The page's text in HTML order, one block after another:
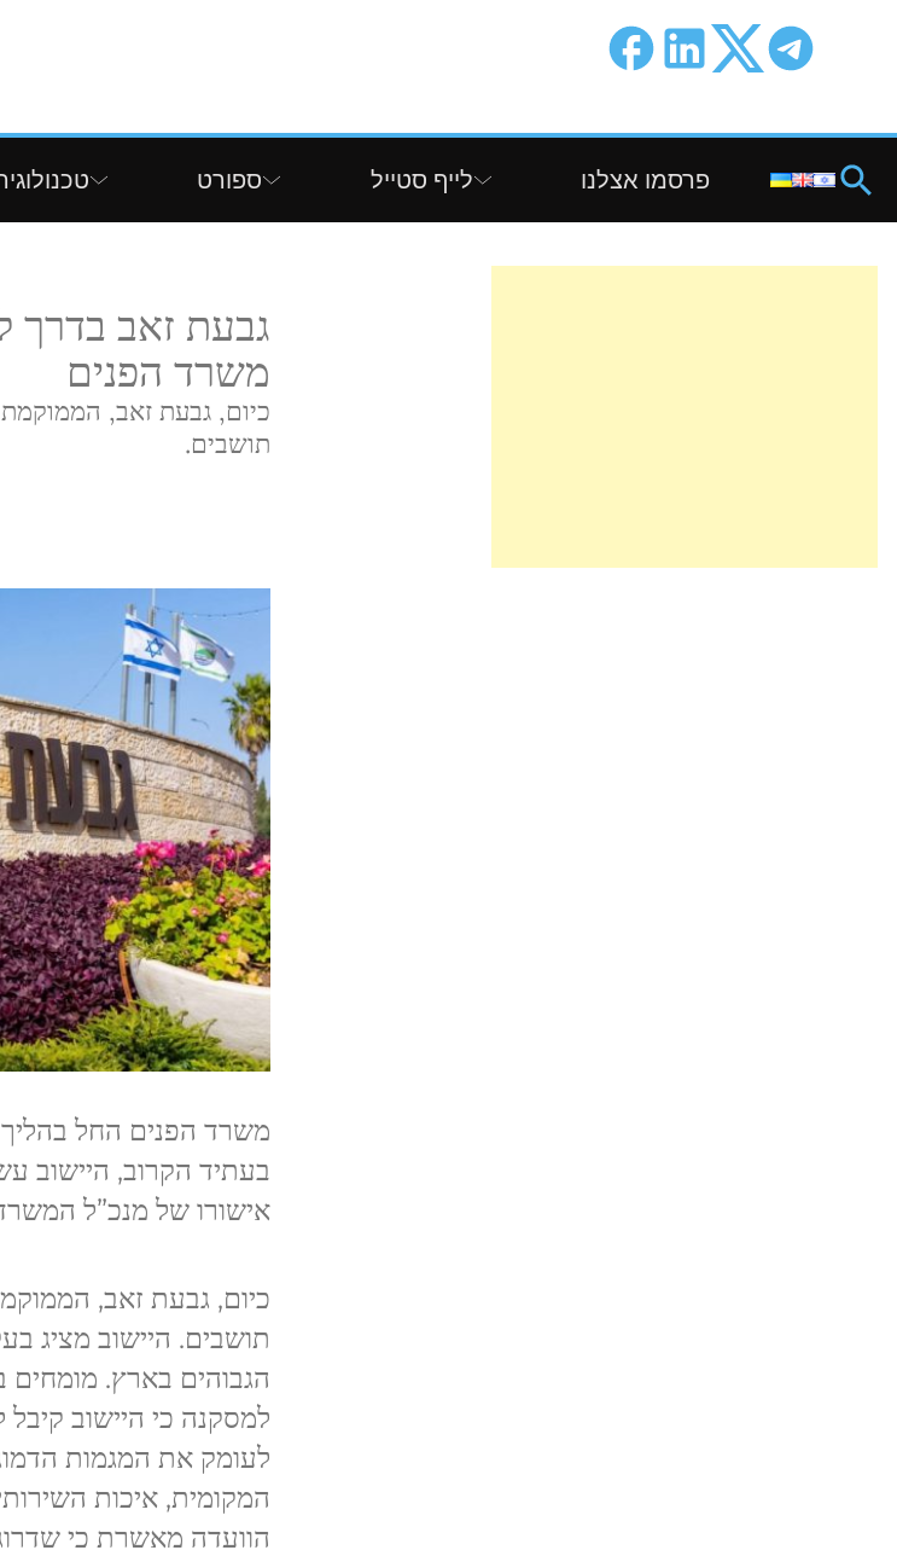
ספורט לייף סטייל פרסמו אצלנו
גבעת זאב
משרד הפנים
תושבים.
משרד הפנים החל בהליך
בעתיד הקרוב, היישוב
אישורו של מנכ”ל
תושבים. היישוב מציג
הגבוהים בארץ. מומחים
למסקנה כי היישוב
לעומק את המגמות
המקומית, איכות
הוועדה מאשרת כי